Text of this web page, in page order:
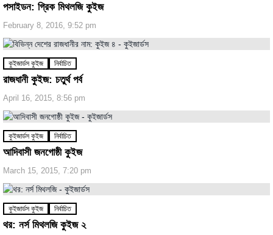
পসাইডন: গ্রিক মিথলজি কুইজ
February 8, 2016, 9:52 pm
কুইজার্ডস কুইজ নির্বাচিত
রাজধানী কুইজ: চতুর্থ পর্ব
April 16, 2015, 8:56 pm
কুইজার্ডস কুইজ নির্বাচিত
আদিবাসী জনগোষ্ঠী কুইজ
March 15, 2015, 7:20 pm
কুইজার্ডস কুইজ নির্বাচিত
থর: নর্স মিথলজি কুইজ ২